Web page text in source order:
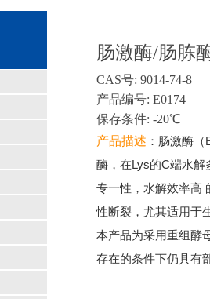
肠激酶/肠胨
CAS号: 9014-74-8
产品编号: E0174
保存条件: -20℃
产品描述 ：肠激酶
酶，在Lys的C端水
专一性，水解效率高
性断裂，尤其适用于
本产品为采用重组酵
存在的条件下仍具有